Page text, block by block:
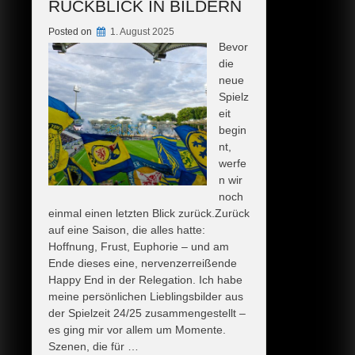
RÜCKBLICK IN BILDERN
Posted on 1. August 2025
Bevor
die
neue
Spielz
eit
begin
nt,
werfe
n wir
noch
einmal einen letzten Blick zurück.Zurück
auf eine Saison, die alles hatte:
Hoffnung, Frust, Euphorie – und am
Ende dieses eine, nervenzerreißende
Happy End in der Relegation. Ich habe
meine persönlichen Lieblingsbilder aus
der Spielzeit 24/25 zusammengestellt –
es ging mir vor allem um Momente.
Szenen, die für …